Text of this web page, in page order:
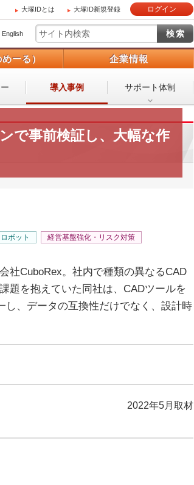
大塚IDとは 大塚ID新規登録 ログイン
English
ーる） 企業情報
導入事例 サポート体制
で事前検証し、大幅な作
ロボット
経営基盤強化・リスク対策
社CuboRex。社内で種類の異なるCAD
題を抱えていた同社は、CADツールを
し、データの互換性だけでなく、設計時
2022年5月取材